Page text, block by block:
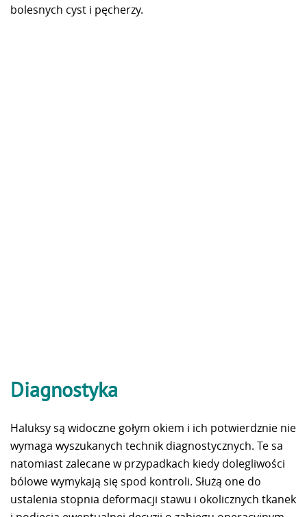
bolesnych cyst i pęcherzy.
Diagnostyka
Haluksy są widoczne gołym okiem i ich potwierdznie nie
wymaga wyszukanych technik diagnostycznych. Te sa
natomiast zalecane w przypadkach kiedy dolegliwości
bólowe wymykają się spod kontroli. Służą one do
ustalenia stopnia deformacji stawu i okolicznych tkanek